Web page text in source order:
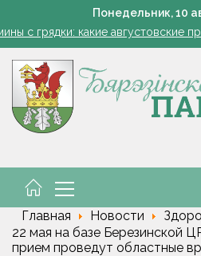
Понедельник,10
Как правильно выбрать
с грядки: какие августовские
на огурцах: как не перепутать
Усиленный
Как правильно выбрать
Главная Новости
22 мая на базе Березинской
прием проведут областные